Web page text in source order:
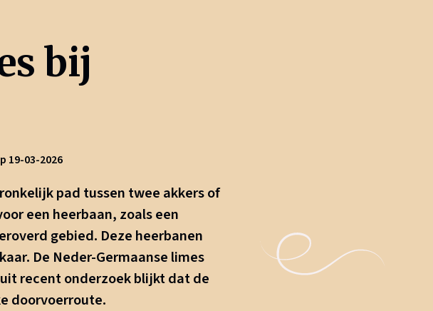
bij
19-03-2026
pad tussen twee akkers of
een heerbaan, zoals een
gebied. Deze heerbanen
De Neder-Germaanse limes
recent onderzoek blijkt dat de
doorvoerroute.